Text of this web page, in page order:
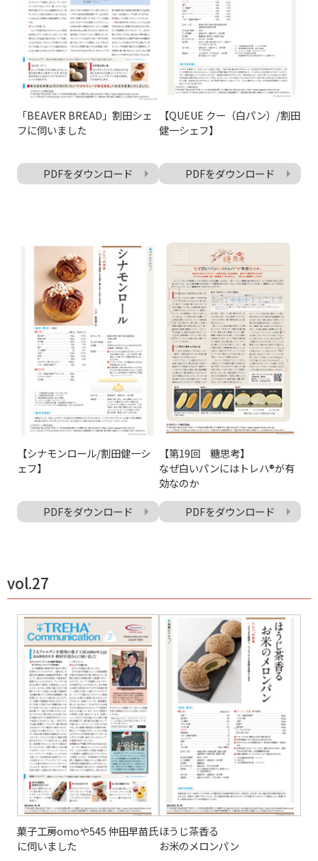
「BEAVER BREAD」割田シェ
フに伺いました
PDFをダウンロード
【QUEUE クー（白パン）/割田
健一シェフ】
PDFをダウンロード
【シナモンロール/割田健一シ
ェフ】
PDFをダウンロード
【第19回 糖思考】
なぜ白いパンにはトレハ®が有
効なのか
PDFをダウンロード
vol.27
菓子工房omoや545 仲田早苗氏
に伺いました
ほうじ茶香る
お米のメロンパン